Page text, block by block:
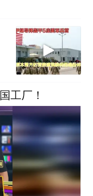
工厂！